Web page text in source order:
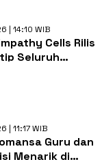
| 14:10 WIB
Cells Rilis
Seluruh
| 11:17 WIB
Guru dan
Menarik di